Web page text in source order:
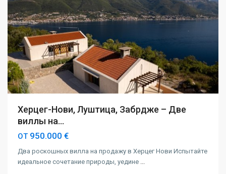
Херцег-Нови, Луштица, Забрдже – Две
виллы на...
ОТ950.000 €
Два роскошных вилла на продажу в Херцег Нови Испытайте
идеальное сочетание природы, уедине ...